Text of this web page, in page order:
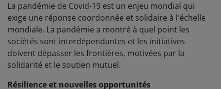
La pandémie de Covid-19 est un enjeu mondial qui
exige une réponse coordonnée et solidaire à l'échelle
mondiale. La pandémie a montré à quel point les
sociétés sont interdépendantes et les initiatives
doivent dépasser les frontières, motivées par la
solidarité et le soutien mutuel.
Résilience et nouvelles opportunités